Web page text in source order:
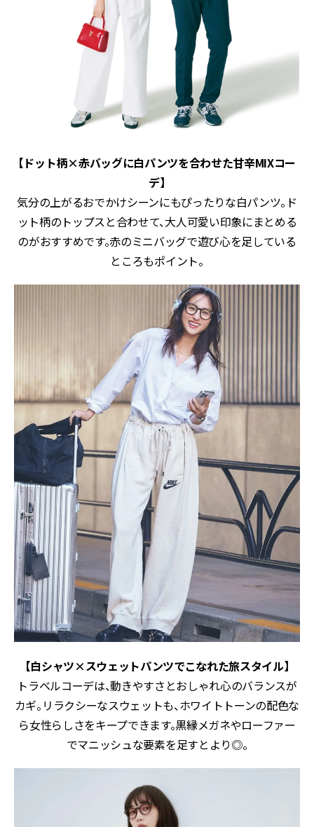
【ドット柄×赤バッグに白パンツを合わせた甘辛MIXコー
デ】
気分の上がるおでかけシーンにもぴったりな白パンツ。ド
ット柄のトップスと合わせて、大人可愛い印象にまとめる
のがおすすめです。赤のミニバッグで遊び心を足している
ところもポイント。
【白シャツ×スウェットパンツでこなれた旅スタイル】
トラベルコーデは、動きやすさとおしゃれ心のバランスが
カギ。リラクシーなスウェットも、ホワイトトーンの配色な
ら女性らしさをキープできます。黒縁メガネやローファー
でマニッシュな要素を足すとより◎。